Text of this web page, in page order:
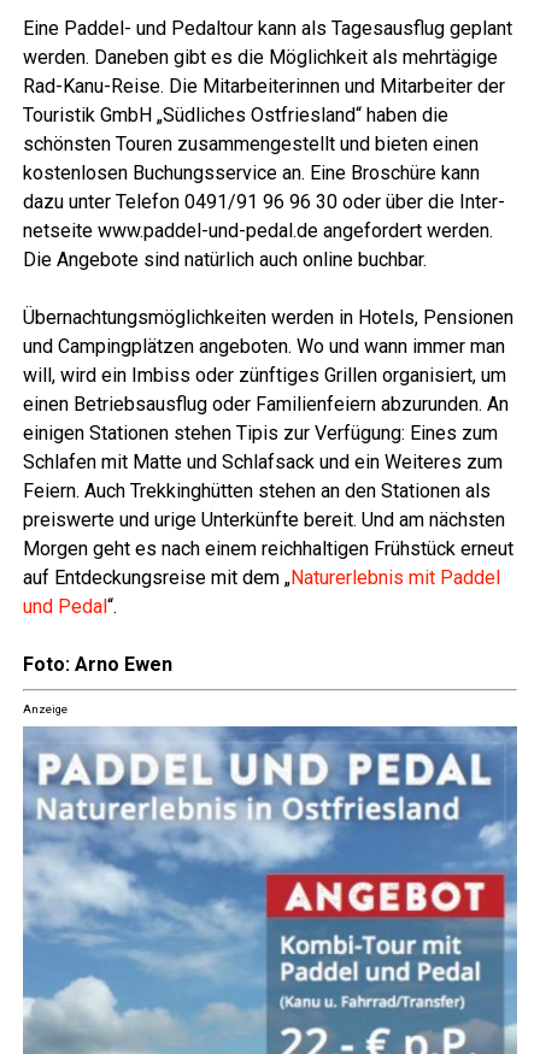
Eine Pad­del- und Pedal­tour kann als Tages­aus­flug geplant
wer­den. Dane­ben gibt es die Mög­lich­keit als mehr­tä­gi­ge
Rad-Kanu-Rei­se. Die Mit­ar­bei­te­rin­nen und Mit­ar­bei­ter der
Tou­ris­tik GmbH „Süd­li­ches Ost­fries­land“ haben die
schöns­ten Tou­ren zusam­men­ge­stellt und bie­ten einen
kos­ten­lo­sen Buchungs­ser­vice an. Eine Bro­schü­re kann
dazu unter Tele­fon 0491/91 96 96 30 oder über die Inter­
net­sei­te www.paddel-und-pedal.de ange­for­dert wer­den.
Die Ange­bo­te sind natür­lich auch online buchbar.
Über­nach­tungs­mög­lich­kei­ten wer­den in Hotels, Pen­sio­nen
und Cam­ping­plät­zen ange­bo­ten. Wo und wann immer man
will, wird ein Imbiss oder zünf­ti­ges Gril­len orga­ni­siert, um
einen Betriebs­aus­flug oder Fami­li­en­fei­ern abzu­run­den. An
eini­gen Sta­tio­nen ste­hen Tipis zur Ver­fü­gung: Eines zum
Schla­fen mit Mat­te und Schlaf­sack und ein Wei­te­res zum
Fei­ern. Auch Trek­king­hüt­ten ste­hen an den Sta­tio­nen als
preis­wer­te und uri­ge Unter­künf­te bereit. Und am nächs­ten
Mor­gen geht es nach einem reich­hal­ti­gen Früh­stück erneut
auf Ent­de­ckungs­rei­se mit dem „Natur­er­leb­nis mit Pad­del
und Pedal“.
Foto: Arno Ewen
Anzeige